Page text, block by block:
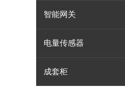
智能网关
电量传感器
成套柜